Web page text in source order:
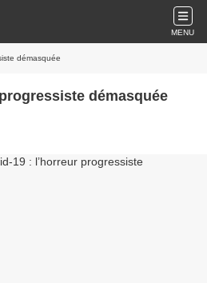
MENU
démasquée
démasquée